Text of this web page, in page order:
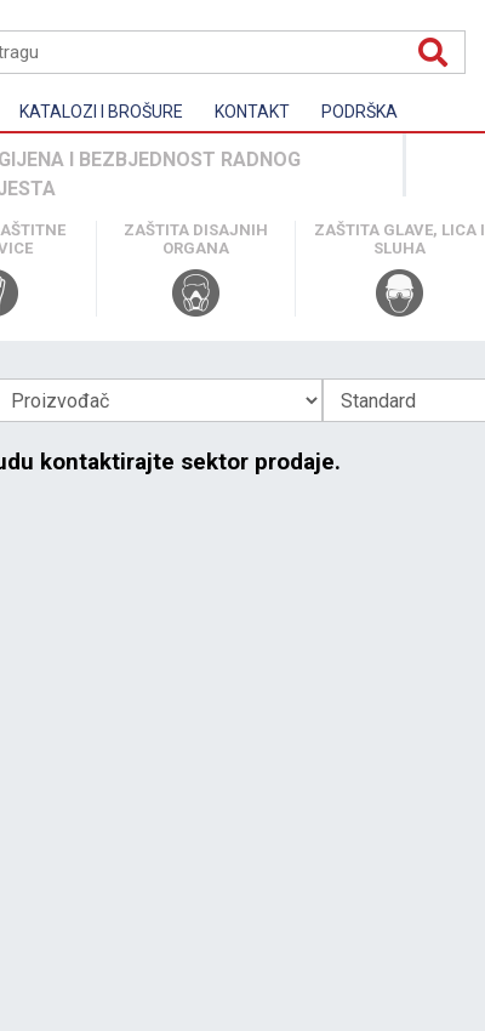
KATALOZI I BROŠURE KONTAKT PODRŠKA
I BEZBJEDNOST RADNOG
ZAŠTITA DISAJNIH
ORGANA
ZAŠTITA GLAVE, LICA I
SLUHA
kontaktirajte sektor prodaje.